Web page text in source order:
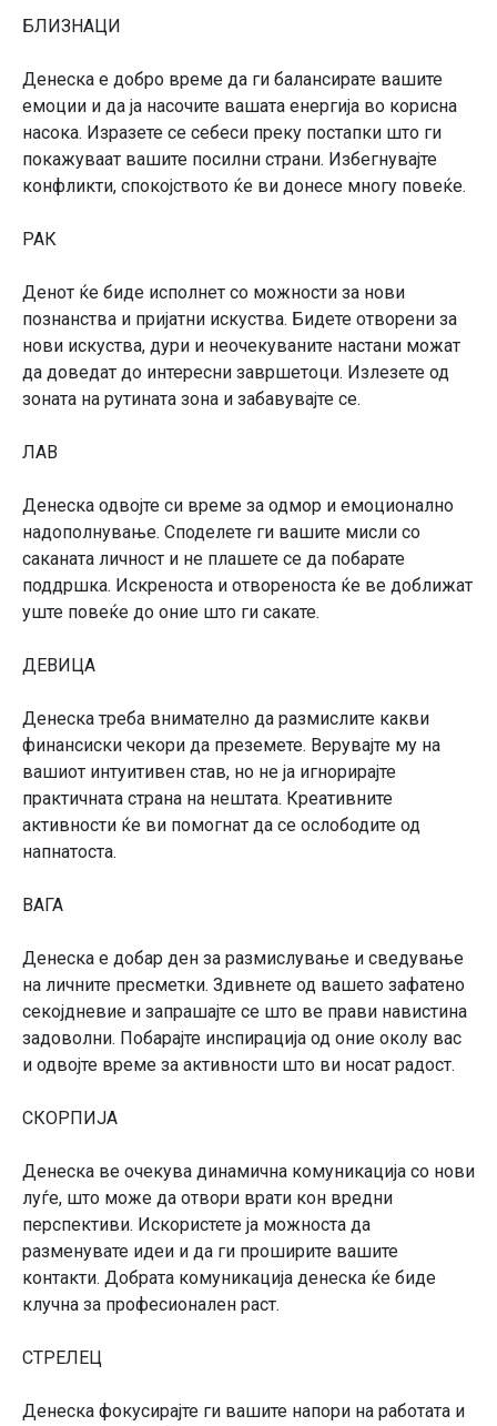
БЛИЗНАЦИ
Денеска е добро време да ги балансирате вашите
емоции и да ја насочите вашата енергија во корисна
насока. Изразете се себеси преку постапки што ги
покажуваат вашите посилни страни. Избегнувајте
конфликти, спокојството ќе ви донесе многу повеќе.
РАК
Денот ќе биде исполнет со можности за нови
познанства и пријатни искуства. Бидете отворени за
нови искуства, дури и неочекуваните настани можат
да доведат до интересни завршетоци. Излезете од
зоната на рутината зона и забавувајте се.
ЛАВ
Денеска одвојте си време за одмор и емоционално
надополнување. Споделете ги вашите мисли со
саканата личност и не плашете се да побарате
поддршка. Искреноста и отвореноста ќе ве доближат
уште повеќе до оние што ги сакате.
ДЕВИЦА
Денеска треба внимателно да размислите какви
финансиски чекори да преземете. Верувајте му на
вашиот интуитивен став, но не ја игнорирајте
практичната страна на нештата. Креативните
активности ќе ви помогнат да се ослободите од
напнатоста.
ВАГА
Денеска е добар ден за размислување и сведување
на личните пресметки. Здивнете од вашето зафатено
секојдневие и запрашајте се што ве прави навистина
задоволни. Побарајте инспирација од оние околу вас
и одвојте време за активности што ви носат радост.
СКОРПИЈА
Денеска ве очекува динамична комуникација со нови
луѓе, што може да отвори врати кон вредни
перспективи. Искористете ја можноста да
разменувате идеи и да ги проширите вашите
контакти. Добрата комуникација денеска ќе биде
клучна за професионален раст.
СТРЕЛЕЦ
Денеска фокусирајте ги вашите напори на работата и